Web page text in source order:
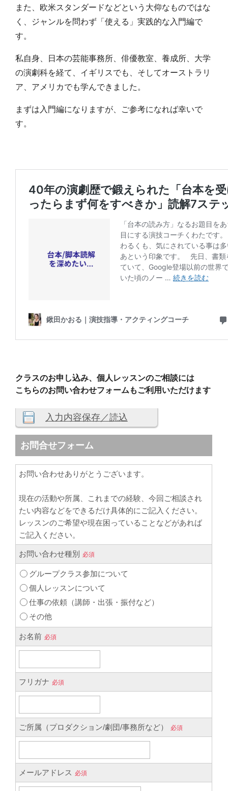
また、欧米スタンダードなどという大仰なものではな
く、ジャンルを問わず「使える」実践的な入門編で
す。
私自身、日本の芸能事務所、俳優教室、養成所、大学
の演劇科を経て、イギリスでも、そしてオーストラリ
ア、アメリカでも学んできました。
まずは入門編になりますが、ご参考になれば幸いで
す。
クラスのお申し込み、個人レッスンのご相談には
こちらのお問い合わせフォームもご利用いただけます